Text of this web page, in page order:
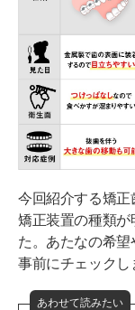
今回紹介する矯正
矯正装置の種類が
た。あたなの希
事前にチェックし
あわせて読みたい